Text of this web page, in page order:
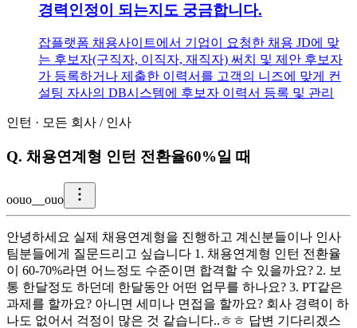
경력인정이 되는지도 궁금합니다.
잡플랫폼 채용사이트에서 기업이 요청한 채용 JD에 맞
는 후보자(구직자, 이직자, 재직자) 써치 및 제안 후보자
가 등록하거나 제출한 이력서를 고객의 니즈에 맞게 컨
설팅 자사의 DB시스템에 후보자 이력서 등록 및 관리
인턴 · 모든 회사 / 인사
Q. 채용연계형 인턴 전환율60%일 때
oouo__ouo
안녕하세요 실제 채용연계형을 진행하고 계신분들이나 인사
팀분들에게 질문드리고 싶습니다 1. 채용연계형 인턴 전환율
이 60-70%라면 어느정도 수준이면 합격할 수 있을까요? 2. 보
통 한달정도 하던데 한달동안 어떤 업무를 하나요? 3. PT같은
과제를 할까요? 아니면 세미나 면접을 할까요? 회사 경력이 하
나도 없어서 걱정이 많은 것 같습니다..ㅎㅎ 답변 기다리겠스